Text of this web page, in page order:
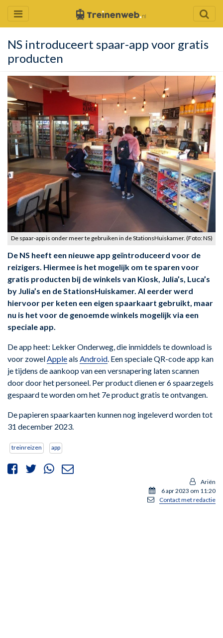
NS introduceert spaar-app voor gratis
producten
De spaar-app is onder meer te gebruiken in de StationsHuiskamer. (Foto: NS)
De NS heeft een nieuwe app geïntroduceerd voor de
reizigers. Hiermee is het mogelijk om te sparen voor
gratis producten bij de winkels van Kiosk, Julia’s, Luca’s
by Julia’s en de StationsHuiskamer. Al eerder werd
hiervoor per keten een eigen spaarkaart gebruikt, maar
nu is het voor de genoemde winkels mogelijk via een
speciale app.
De app heet: Lekker Onderweg, die inmiddels te download is
voor zowel Appleals Android . Een speciale QR-code app kan
je tijdens de aankoop van een versnapering laten scannen
door door het personeel. Per product dienen er 6 spaarzegels
gespaard te worden om het 7e product gratis te ontvangen.
De papieren spaarkaarten kunnen nog ingeleverd worden tot
31 december 2023.
treinreizen app
Ariën
6 apr 2023 om 11:20
Contact met redactie